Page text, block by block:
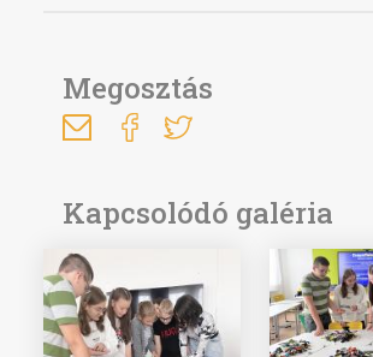
Megosztás
Kapcsolódó galéria